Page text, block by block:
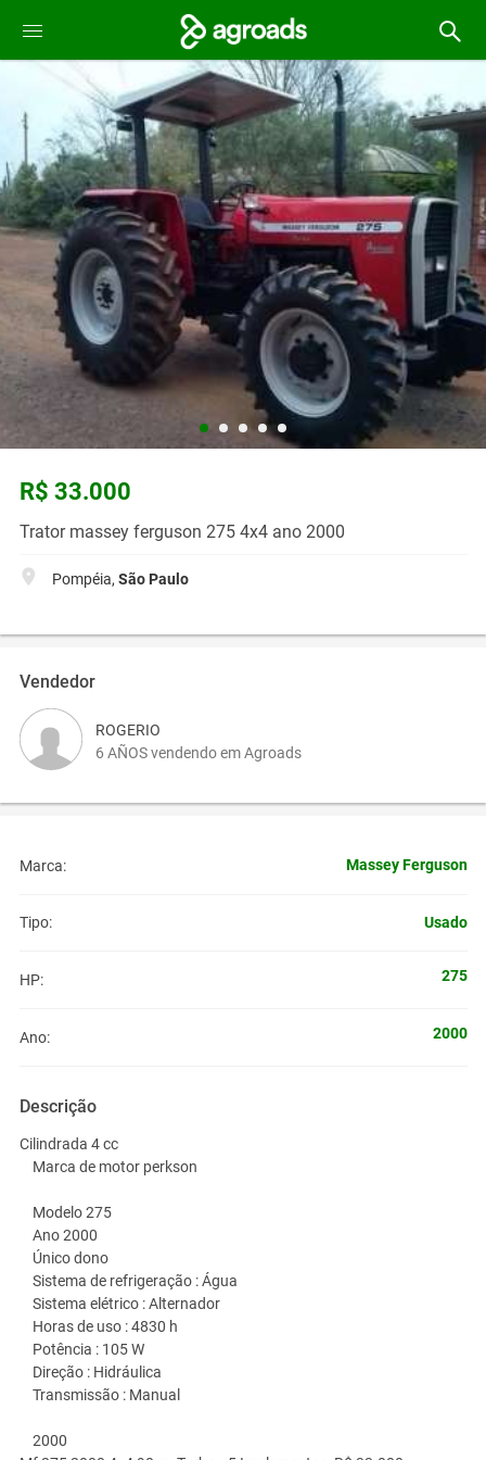
R$ 33.000
Trator massey ferguson 275 4x4 ano 2000
Pompéia, São Paulo
Vendedor
ROGERIO
6 AÑOS vendendo em Agroads
Marca: Massey Ferguson
Tipo: Usado
HP: 275
Ano: 2000
Descrição
Cilindrada 4 cc
Marca de motor perkson
Modelo 275
Ano 2000
Único dono
Sistema de refrigeração : Água
Sistema elétrico : Alternador
Horas de uso : 4830 h
Potência : 105 W
Direção : Hidráulica
Transmissão : Manual
2000